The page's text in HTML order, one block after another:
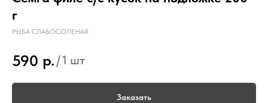
г
РЫБА СЛАБОСОЛЕНАЯ
590 р. /1 шт
Заказать